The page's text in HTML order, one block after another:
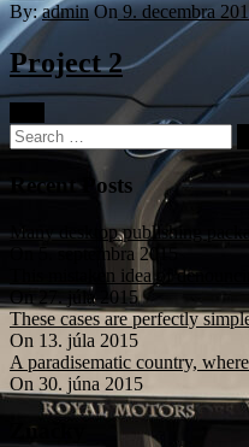
By:admin On9. decembra
Project 2
Recent Posts
Many desktop publishing
5. septembra 2015
This mistaken idea of
On 27. júla 2015
These cases are perfectly
On 13. júla 2015
A paradisematic country,
On 30. júna 2015
Značky